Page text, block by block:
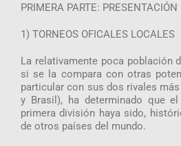
PRIMERA PARTE:
1) TORNEOS OFICALES LOCALES
La relativamente poca población
si se la compara con otras
particular con sus dos rivales
y Brasil), ha determinado que
primera división haya sido,
de otros países del mundo.